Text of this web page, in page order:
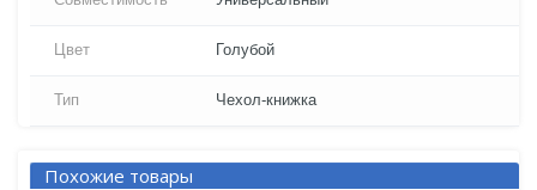
Цвет Голубой
Тип Чехол-книжка
Похожие товары